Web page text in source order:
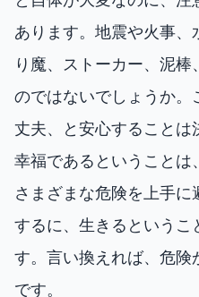
あります。地震や火事
り魔、ストーカー、泥
のではないでしょうか
丈夫、と安心することは
幸福であるということは
さまざまな危険を上手
するに、生きるという
す。言い換えれば、危
です。